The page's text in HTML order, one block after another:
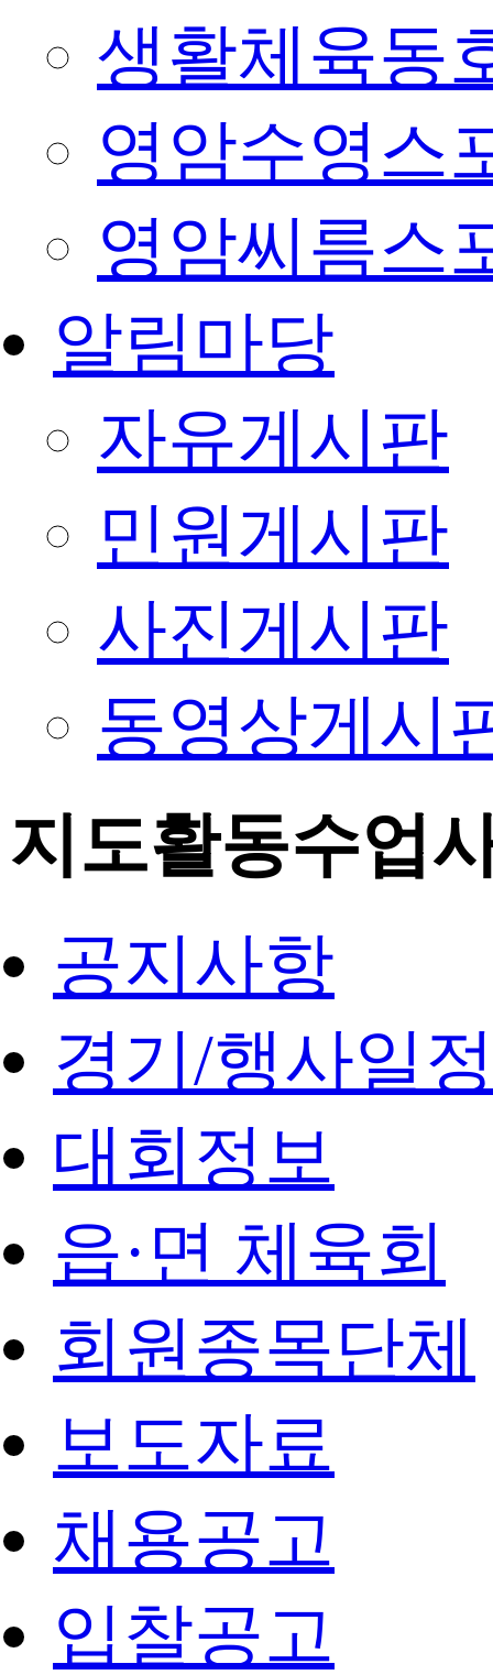
생활체육동
영암수영스
영암씨름스
알림마당
자유게시판
민원게시판
사진게시판
동영상게시
지도활동수업
공지사항
경기/행사일
대회정보
읍·면 체육회
회원종목단체
보도자료
채용공고
입찰공고